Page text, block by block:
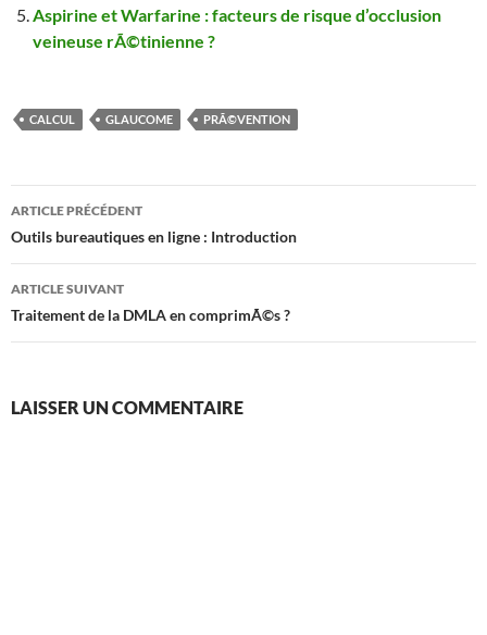
Aspirine et Warfarine : facteurs de risque d’occlusion
veineuse rÃ©tinienne ?
CALCUL GLAUCOME PRÃ©VENTION
Navigation
des
articles
ARTICLE PRÉCÉDENT
Outils bureautiques en ligne : Introduction
ARTICLE SUIVANT
Traitement de la DMLA en comprimÃ©s ?
LAISSER UN COMMENTAIRE